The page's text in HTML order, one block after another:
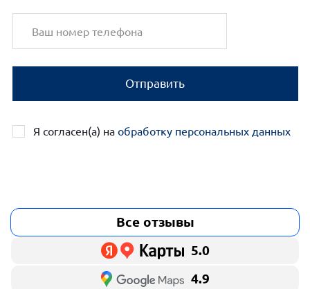
Отправить
Я согласен(а) на обработку персональных данных
Все отзывы
5.0
4.9